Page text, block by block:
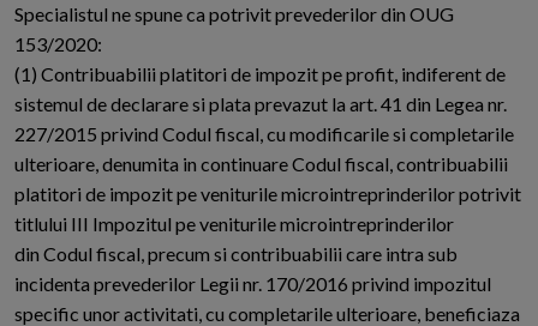
Specialistul ne spune ca potrivit prevederilor din OUG
153/2020:
(1) Contribuabilii platitori de impozit pe profit, indiferent de
sistemul de declarare si plata prevazut la art. 41 din Legea nr.
227/2015 privind Codul fiscal, cu modificarile si completarile
ulterioare, denumita in continuare Codul fiscal, contribuabilii
platitori de impozit pe veniturile microintreprinderilor potrivit
titlului III Impozitul pe veniturile microintreprinderilor
din Codul fiscal, precum si contribuabilii care intra sub
incidenta prevederilor Legii nr. 170/2016 privind impozitul
specific unor activitati, cu completarile ulterioare, beneficiaza